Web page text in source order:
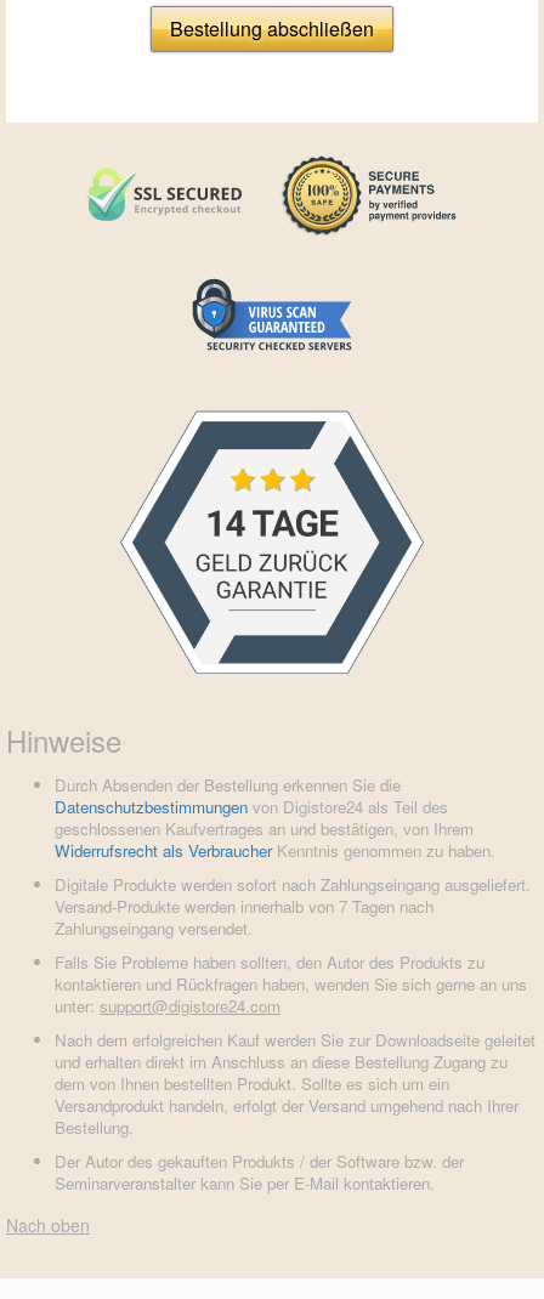
Bestellung abschließen
Hinweise
Durch Absenden der Bestellung erkennen Sie die
Datenschutzbestimmungen von Digistore24 als Teil des
geschlossenen Kaufvertrages an und bestätigen, von Ihrem
Widerrufsrecht als VerbraucherKenntnis genommen zu haben.
Digitale Produkte werden sofort nach Zahlungseingang ausgeliefert.
Versand-Produkte werden innerhalb von 7 Tagen nach
Zahlungseingang versendet.
Falls Sie Probleme haben sollten, den Autor des Produkts zu
kontaktieren und Rückfragen haben, wenden Sie sich gerne an uns
unter: support@digistore24.com
Nach dem erfolgreichen Kauf werden Sie zur Downloadseite geleitet
und erhalten direkt im Anschluss an diese Bestellung Zugang zu
dem von Ihnen bestellten Produkt. Sollte es sich um ein
Versandprodukt handeln, erfolgt der Versand umgehend nach Ihrer
Bestellung.
Der Autor des gekauften Produkts / der Software bzw. der
Seminarveranstalter kann Sie per E-Mail kontaktieren.
Nach oben